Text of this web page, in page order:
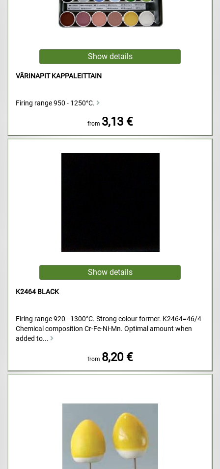
VÄRINAPIT KAPPALEITTAIN
Firing range 950 - 1250°C.
from 3,13 €
K2464 BLACK
Firing range 920 - 1300°C. Strong colour former. K2464=46/4
Chemical composition Cr-Fe-Ni-Mn. Optimal amount when
added to...
from 8,20 €